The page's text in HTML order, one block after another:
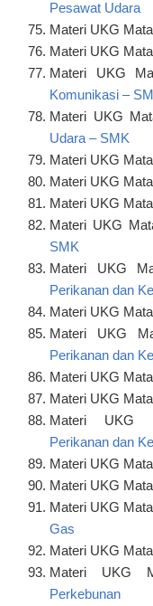
Pesawat Udara
Materi UKG
Materi UKG
Materi UKG
Komunikasi –
Materi UKG
Udara – SMK
Materi UKG
Materi UKG
Materi UKG
Materi UKG
SMK
Materi UKG
Perikanan dan
Materi UKG
Materi UKG
Perikanan dan
Materi UKG
Materi UKG
Materi UKG
Perikanan dan
Materi UKG
Materi UKG
Materi UKG
Gas
Materi UKG
Materi UKG
Perkebunan